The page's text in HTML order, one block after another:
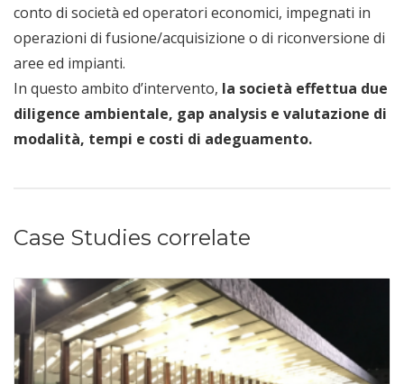
conto di società ed operatori economici, impegnati in
operazioni di fusione/acquisizione o di riconversione di
aree ed impianti.
In questo ambito d’intervento, la società effettua due
diligence ambientale, gap analysis e valutazione di
modalità, tempi e costi di adeguamento.
Case Studies correlate